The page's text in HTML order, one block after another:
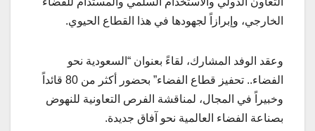
الخارجي، وإبرازاً لجهودها في هذا القطاع الحيوي.
وعقد الوفد المشارك، لقاءً بعنوان “السعودية نحو
الفضاء.. تحفيز قطاع الفضاء” بحضور أكثر من 80 قائداً
وخبيراً في المجال، لمناقشة الفرص التعاونية للنهوض
بصناعة الفضاء العالمية نحو آفاق جديدة.